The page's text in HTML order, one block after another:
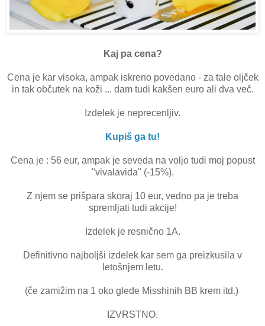
Kaj pa cena?
Cena je kar visoka, ampak iskreno povedano - za tale oljček
in tak občutek na koži ... dam tudi kakšen euro ali dva več.
Izdelek je neprecenljiv.
Kupiš ga tu!
Cena je : 56 eur, ampak je seveda na voljo tudi moj popust
"vivalavida" (-15%).
Z njem se prišpara skoraj 10 eur, vedno pa je treba
spremljati tudi akcije!
Izdelek je resnično 1A.
Definitivno najboljši izdelek kar sem ga preizkusila v
letošnjem letu.
(če zamižim na 1 oko glede Misshinih BB krem itd.)
IZVRSTNO.